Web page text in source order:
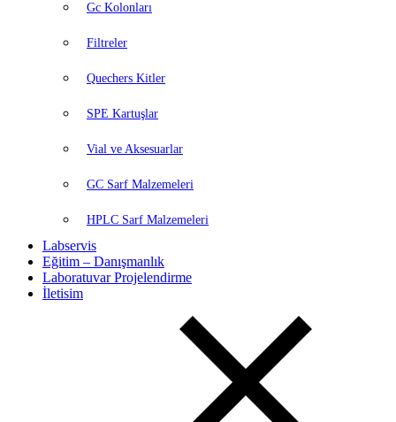
Gc Kolonları
Filtreler
Quechers Kitler
SPE Kartuşlar
Vial ve Aksesuarlar
GC Sarf Malzemeleri
HPLC Sarf Malzemeleri
Labservis
Eğitim – Danışmanlık
Laboratuvar Projelendirme
İletisim